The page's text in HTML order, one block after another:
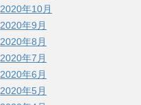
2020年10月
2020年9月
2020年8月
2020年7月
2020年6月
2020年5月